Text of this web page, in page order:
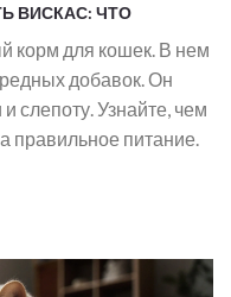
ВИСКАС: ЧТО
корм для кошек. В нем
добавок. Он
слепоту. Узнайте, чем
правильное питание.